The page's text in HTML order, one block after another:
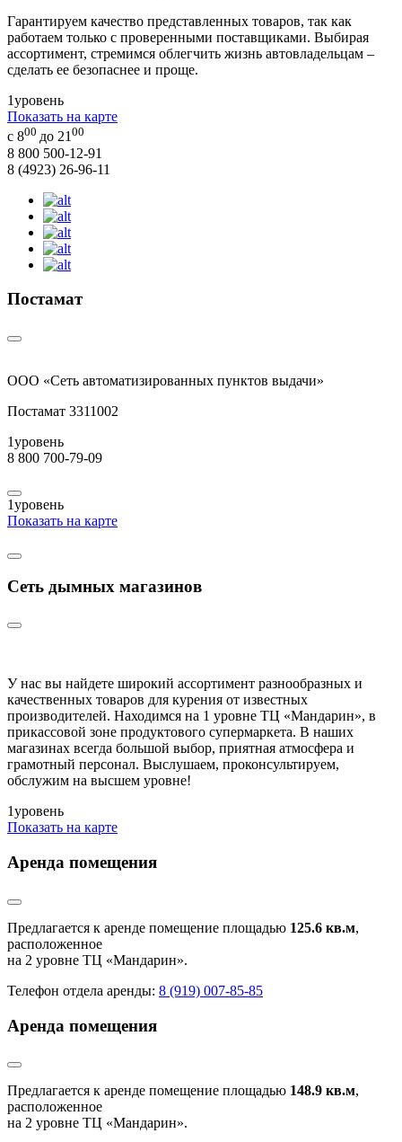
Гарантируем качество представленных товаров, так как
работаем только с проверенными поставщиками. Выбирая
ассортимент, стремимся облегчить жизнь автовладельцам –
сделать ее безопаснее и проще.
1уровень
Показать на карте
с 800 до 2100
8 800 500-12-91
8 (4923) 26-96-11
Постамат
ООО «Сеть автоматизированных пунктов выдачи»
Постамат 3311002
1уровень
8 800 700-79-09
1уровень
Показать на карте
Сеть дымных магазинов
У нас вы найдете широкий ассортимент разнообразных и
качественных товаров для курения от известных
производителей. Находимся на 1 уровне ТЦ «Мандарин», в
прикассовой зоне продуктового супермаркета. В наших
магазинах всегда большой выбор, приятная атмосфера и
грамотный персонал. Выслушаем, проконсультируем,
обслужим на высшем уровне!
1уровень
Показать на карте
Аренда помещения
Предлагается к аренде помещение площадью 125.6 кв.м,
расположенное
на 2 уровне ТЦ «Мандарин».
Телефон отдела аренды: 8 (919) 007-85-85
Аренда помещения
Предлагается к аренде помещение площадью 148.9 кв.м,
расположенное
на 2 уровне ТЦ «Мандарин».